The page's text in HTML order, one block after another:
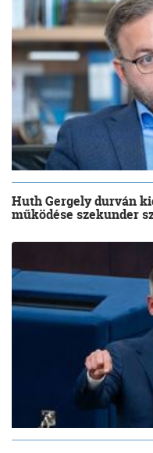
Huth Gergely durván
működése szekunder